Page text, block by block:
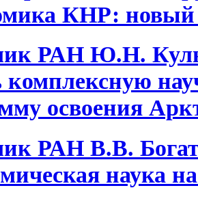
КНР: новый
РАН Ю.Н.
комплексную
освоения
РАН В.В.
наука